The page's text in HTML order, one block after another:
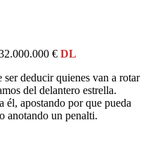
€ DL
deducir quienes van a rotar
del delantero estrella.
él, apostando por que pueda
anotando un penalti.